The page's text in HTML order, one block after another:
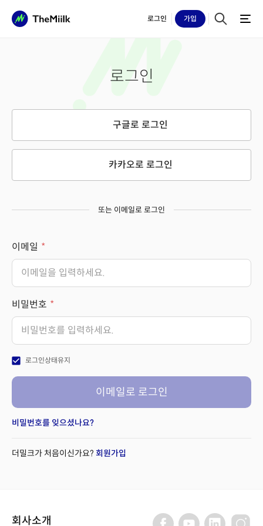
로그인 가입
로그인
구글로 로그인
카카오로 로그인
또는 이메일로 로그인
이메일
비밀번호
check_box 로그인상태유지
이메일로 로그인
비밀번호를 잊으셨나요?
더밀크가 처음이신가요? 회원가입
회사소개